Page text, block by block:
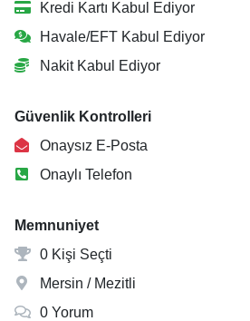
Kredi Kartı Kabul Ediyor
Havale/EFT Kabul Ediyor
Nakit Kabul Ediyor
Güvenlik Kontrolleri
Onaysız E-Posta
Onaylı Telefon
Memnuniyet
0 Kişi Seçti
Mersin / Mezitli
0 Yorum